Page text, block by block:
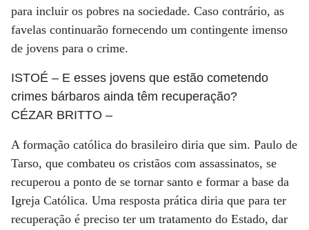
para incluir os pobres na sociedade. Caso contrário, as
favelas continuarão fornecendo um contingente imenso
de jovens para o crime.
ISTOÉ – E esses jovens que estão cometendo
crimes bárbaros ainda têm recuperação?
CÉZAR BRITTO –
A formação católica do brasileiro diria que sim. Paulo de
Tarso, que combateu os cristãos com assassinatos, se
recuperou a ponto de se tornar santo e formar a base da
Igreja Católica. Uma resposta prática diria que para ter
recuperação é preciso ter um tratamento do Estado, dar